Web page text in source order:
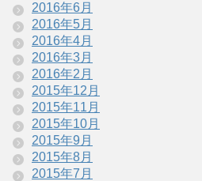
2016年6月
2016年5月
2016年4月
2016年3月
2016年2月
2015年12月
2015年11月
2015年10月
2015年9月
2015年8月
2015年7月